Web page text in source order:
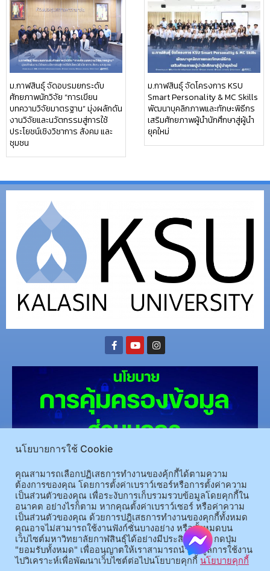
ม.กาฬสินธุ์ จัดอบรมยกระดับ
ศักยภาพนักวิจัย “การเขียน
บทความวิจัยมาตรฐาน” มุ่งผลักดัน
งานวิจัยและนวัตกรรมสู่การใช้
ประโยชน์เชิงวิชาการ สังคม และ
ชุมชน
ม.กาฬสินธุ์ จัดโครงการ KSU
Smart Personality & MC Skills
พัฒนาบุคลิกภาพและทักษะพิธีกร
เสริมศักยภาพผู้นำนักศึกษาสู่ผู้นำ
ยุคใหม่
(อ.นามน)13 หมู่ 14 ต.สงเปลือย อ.นามน จ.กาฬสินธุ์ 46230โทรศัพท์ : 043-602-055 โทรสาร :
043-602-044
(อ.เมือง)62/1 ถ.เกษตรสมบูรณ์ ต.กาฬสินธุ์ อ.เมือง จ.กาฬสินธุ์ 46000 โทรศัพท์ 043-811128 08-
64584360 โทรสาร 043-813070
© 2025 All rights Reserved.
นโยบายการใช้ Cookie
คุณสามารถเลือกปฏิเสธการทำงานของคุ้กกี้ได้ตามความ
ต้องการของคุณ โดยการตั้งค่าเบราว์เซอร์หรือการตั้งค่าความ
เป็นส่วนตัวของคุณ เพื่อระงับการเก็บรวมรวบข้อมูลโดยคุกกี้ใน
อนาคต อย่างไรก็ตาม หากคุณตั้งค่าเบราว์เซอร์ หรือค่าความ
เป็นส่วนตัวของคุณ ด้วยการปฎิเสธการทำงานของคุกกี้ทั้งหมด
คุณอาจไม่สามารถใช้งานฟังก์ชั่นบางอย่าง หรือทั้งหมดบน
เว็บไซต์มหาวิทยาลัยกาฬสินธุ์ได้อย่างมีประสิทธิภาพ กดปุ่ม
"ยอมรับทั้งหมด" เพื่ออนุญาตให้เราสามารถนำข้อมูลการใช้งาน
ไปวิเคราะห์เพื่อพัฒนาเว็บไซต์ต่อไปนโยบายคุกกี้ นโยบายคุกกี้